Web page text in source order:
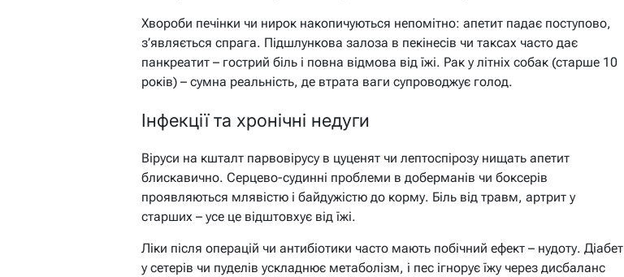
Хвороби печінки чи нирок накопичуються непомітно: апетит падає поступово,
з’являється спрага. Підшлункова залоза в пекінесів чи таксах часто дає
панкреатит – гострий біль і повна відмова від їжі. Рак у літніх собак (старше 10
років) – сумна реальність, де втрата ваги супроводжує голод.
Інфекції та хронічні недуги
Віруси на кшталт парвовірусу в цуценят чи лептоспірозу нищать апетит
блискавично. Серцево-судинні проблеми в доберманів чи боксерів
проявляються млявістю і байдужістю до корму. Біль від травм, артрит у
старших – усе це відштовхує від їжі.
Ліки після операцій чи антибіотики часто мають побічний ефект – нудоту. Діабет
у сетерів чи пуделів ускладнює метаболізм, і пес ігнорує їжу через дисбаланс